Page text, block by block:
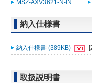
MSZ-AXV3621-N-IN
納入仕様書
納入仕様書 (389KB)
取扱説明書